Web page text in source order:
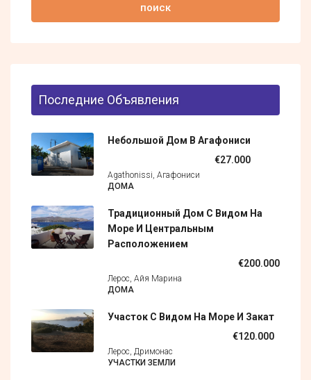
поиск
Последние Объявления
Небольшой Дом В Агафониси
€27.000
Agathonissi, Агафониси
ДОМА
Традиционный Дом С Видом На
Море И Центральным
Расположением
€200.000
Лерос, Айя Марина
ДОМА
Участок С Видом На Море И Закат
€120.000
Лерос, Дримонас
УЧАСТКИ ЗЕМЛИ